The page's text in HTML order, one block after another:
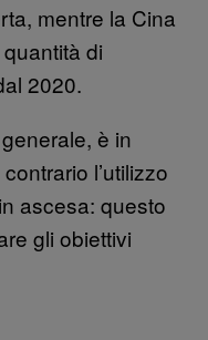
mentre la Cina
di
2020.
è in
l’utilizzo
ascesa: questo
gli obiettivi